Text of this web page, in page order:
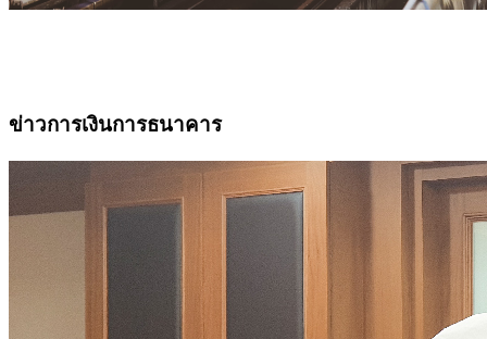
ข่าวการเงินการธนาคาร